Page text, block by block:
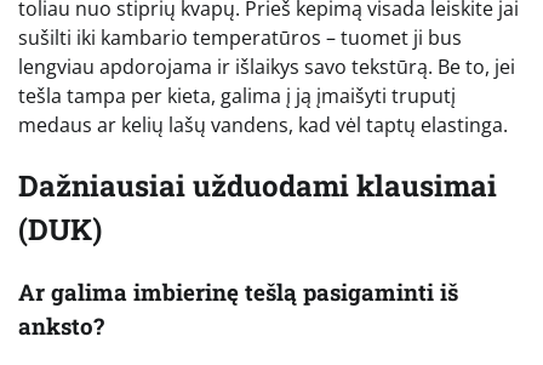
toliau nuo stiprių kvapų. Prieš kepimą visada leiskite jai
sušilti iki kambario temperatūros – tuomet ji bus
lengviau apdorojama ir išlaikys savo tekstūrą. Be to, jei
tešla tampa per kieta, galima į ją įmaišyti truputį
medaus ar kelių lašų vandens, kad vėl taptų elastinga.
Dažniausiai užduodami klausimai
(DUK)
Ar galima imbierinę tešlą pasigaminti iš
anksto?